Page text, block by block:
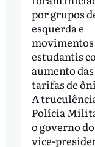
por grupos
esquerda e
movimentos
estudantis
aumento das
tarifas de
A
Polícia
o governo
vice-